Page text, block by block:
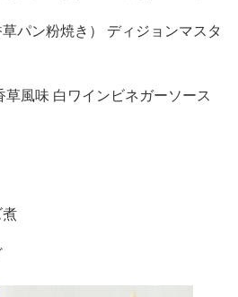
パン粉焼き） ディジョンマスタ
風味 白ワインビネガーソース
煮